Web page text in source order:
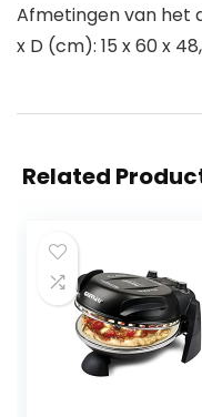
Afmetingen van het
x D (cm): 15 x 60 x
Related